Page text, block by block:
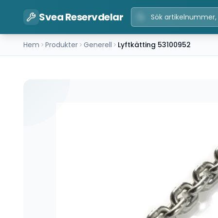
Svea Reservdelar
Hem Produkter Generell Lyftkätting 53100952